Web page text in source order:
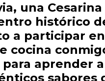
una
histórico
a participar
cocina
para aprender
sabores